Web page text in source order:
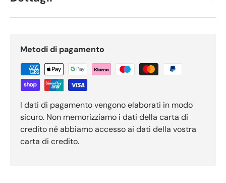
Metodi di pagamento
I dati di pagamento vengono elaborati in modo
sicuro. Non memorizziamo i dati della carta di
credito né abbiamo accesso ai dati della vostra
carta di credito.